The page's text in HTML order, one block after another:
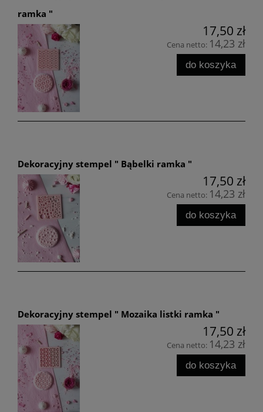
ramka "
17,50 zł
Cena netto: 14,23 zł
do koszyka
Dekoracyjny stempel " Bąbelki ramka "
17,50 zł
Cena netto: 14,23 zł
do koszyka
Dekoracyjny stempel " Mozaika listki ramka "
17,50 zł
Cena netto: 14,23 zł
do koszyka